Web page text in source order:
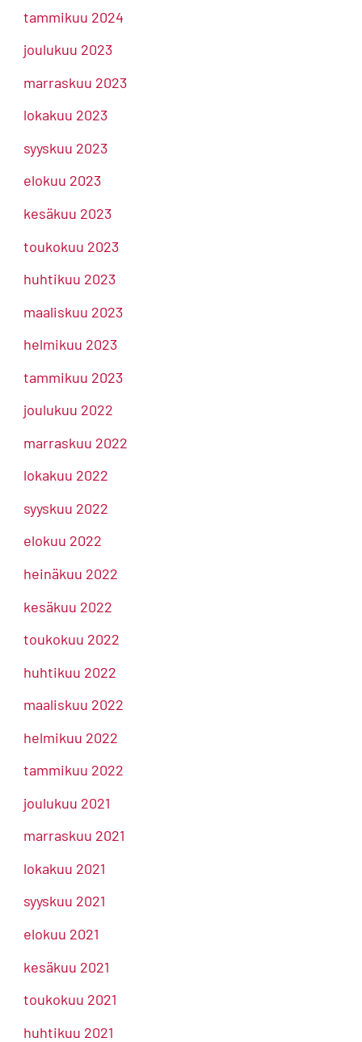
tammikuu 2024
joulukuu 2023
marraskuu 2023
lokakuu 2023
syyskuu 2023
elokuu 2023
kesäkuu 2023
toukokuu 2023
huhtikuu 2023
maaliskuu 2023
helmikuu 2023
tammikuu 2023
joulukuu 2022
marraskuu 2022
lokakuu 2022
syyskuu 2022
elokuu 2022
heinäkuu 2022
kesäkuu 2022
toukokuu 2022
huhtikuu 2022
maaliskuu 2022
helmikuu 2022
tammikuu 2022
joulukuu 2021
marraskuu 2021
lokakuu 2021
syyskuu 2021
elokuu 2021
kesäkuu 2021
toukokuu 2021
huhtikuu 2021